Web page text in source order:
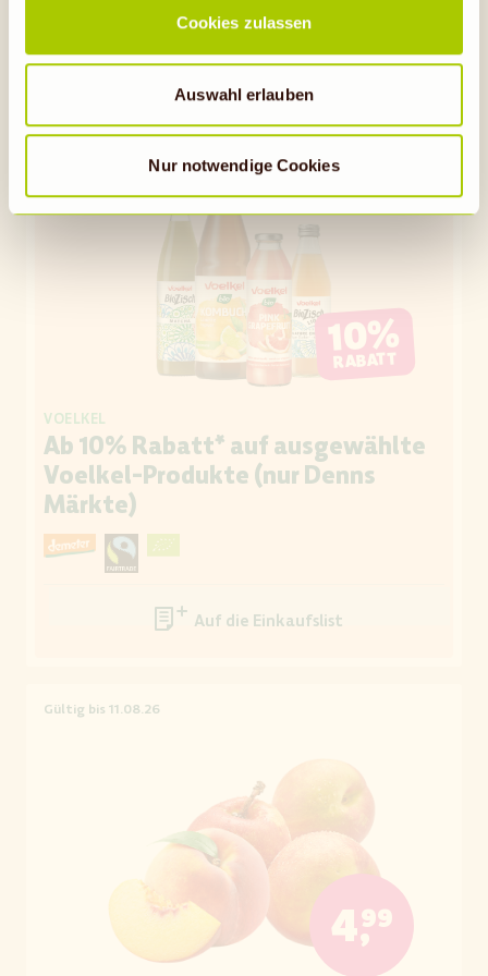
Rechtsbehelfsmöglichkeiten, verarbeitet werden können.
Wenn auf „Nur notwendige Cookies“ geklickt bzw.
statistische Cookies abgewählt werden, findet die
Cookies zulassen
Auswahl erlauben
Nur notwendige Cookies
STARKE MARKE
STARKE PREISE
Gültig bis 31.08.26
10%
RABATT
VOELKEL
Ab 10% Rabatt* auf ausgewählte
Voelkel-Produkte (nur Denns
Märkte)
Auf die Einkaufsliste
Gültig bis 11.08.26
4,99